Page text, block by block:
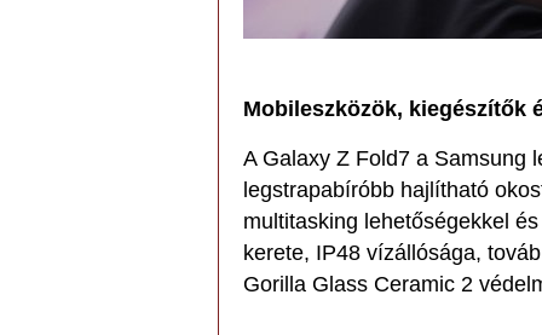
Mobileszközök, kiegészítők
A Galaxy Z Fold7 a Samsung
legstrapabíróbb hajlítható
multitasking lehetőségekkel
kerete, IP48 vízállósága,
Gorilla Glass Ceramic 2